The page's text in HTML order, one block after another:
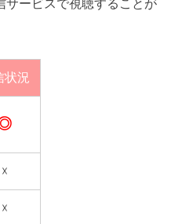
サービスで視聴することが
状況
☓
☓